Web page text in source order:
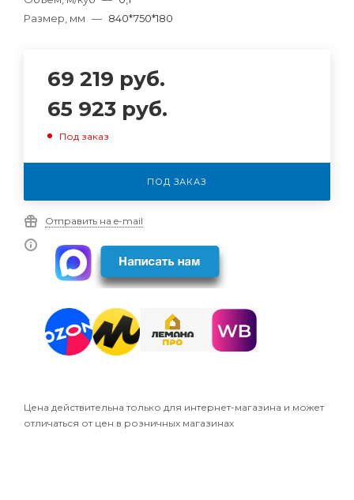
Размер, мм — 840*750*180
69 219 руб.
65 923 руб.
Под заказ
ПОД ЗАКАЗ
Отправить на e-mail
Цена действительна только для интернет-магазина и может
отличаться от цен в розничных магазинах